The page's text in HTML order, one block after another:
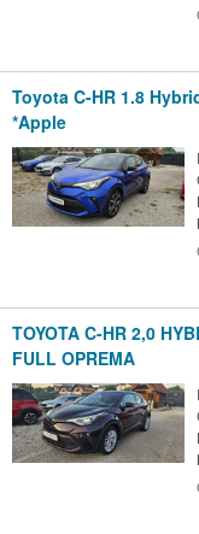
Toyota C-HR 1.8
*Apple
TOYOTA C-HR 2,0
FULL OPREMA